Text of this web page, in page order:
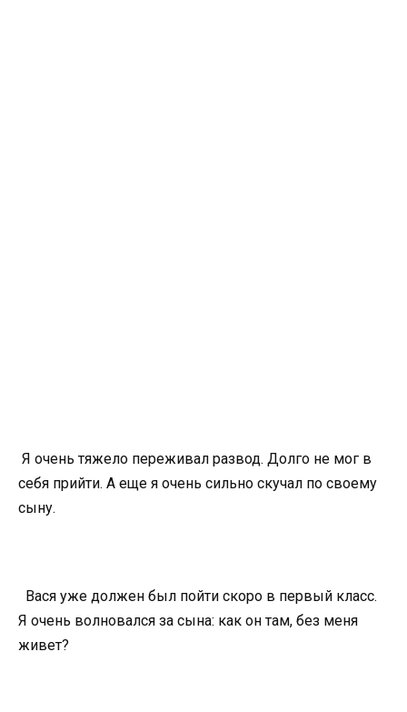
Я очень тяжело переживал развод. Долго не мог в
себя прийти. А еще я очень сильно скучал по своему
сыну.
Вася уже должен был пойти скоро в первый класс.
Я очень волновался за сына: как он там, без меня
живет?